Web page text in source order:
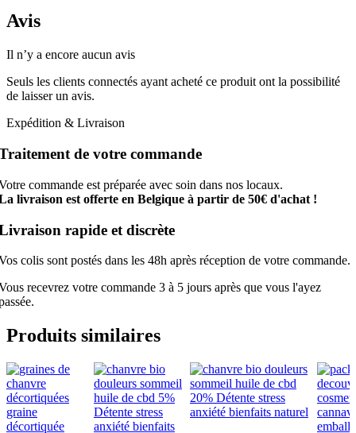
Avis
Il n’y a encore aucun avis
Seuls les clients connectés ayant acheté ce produit ont la possibilité
de laisser un avis.
Expédition & Livraison
de votre commande
commande est préparée avec soin dans nos locaux.
livraison est offerte en Belgique à partir de 50€ d'achat !
rapide et discrète
colis sont postés dans les 48h après réception de votre commande.
recevrez votre commande 3 à 5 jours après que vous l'ayez
Produits similaires